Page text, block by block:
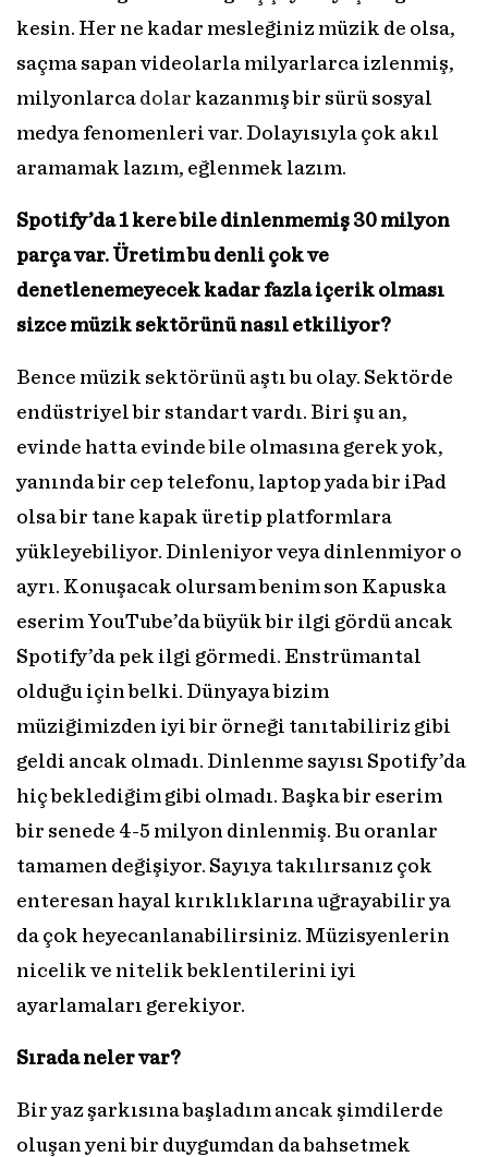
kesin. Her ne kadar mesleğiniz müzik de olsa,
saçma sapan videolarla milyarlarca izlenmiş,
milyonlarca dolar kazanmış bir sürü sosyal
medya fenomenleri var. Dolayısıyla çok akıl
aramamak lazım, eğlenmek lazım.
Spotify’da 1 kere bile dinlenmemiş 30 milyon
parça var. Üretim bu denli çok ve
denetlenemeyecek kadar fazla içerik olması
sizce müzik sektörünü nasıl etkiliyor?
Bence müzik sektörünü aştı bu olay. Sektörde
endüstriyel bir standart vardı. Biri şu an,
evinde hatta evinde bile olmasına gerek yok,
yanında bir cep telefonu, laptop yada bir iPad
olsa bir tane kapak üretip platformlara
yükleyebiliyor. Dinleniyor veya dinlenmiyor o
ayrı. Konuşacak olursam benim son Kapuska
eserim YouTube’da büyük bir ilgi gördü ancak
Spotify’da pek ilgi görmedi. Enstrümantal
olduğu için belki. Dünyaya bizim
müziğimizden iyi bir örneği tanıtabiliriz gibi
geldi ancak olmadı. Dinlenme sayısı Spotify’da
hiç beklediğim gibi olmadı. Başka bir eserim
bir senede 4-5 milyon dinlenmiş. Bu oranlar
tamamen değişiyor. Sayıya takılırsanız çok
enteresan hayal kırıklıklarına uğrayabilir ya
da çok heyecanlanabilirsiniz. Müzisyenlerin
nicelik ve nitelik beklentilerini iyi
ayarlamaları gerekiyor.
Sırada neler var?
Bir yaz şarkısına başladım ancak şimdilerde
oluşan yeni bir duygumdan da bahsetmek